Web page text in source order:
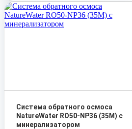
Система обратного осмоса
NatureWater RO50-NP36 (35М) с
минерализатором